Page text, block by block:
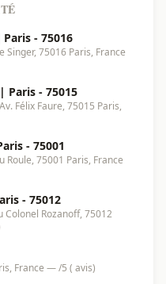
- 75016
Singer, 75016 Paris, France
Paris - 75015
Félix Faure, 75015 Paris,
- 75001
Roule, 75001 Paris, France
- 75012
Colonel Rozanoff, 75012
France — /5 ( avis)